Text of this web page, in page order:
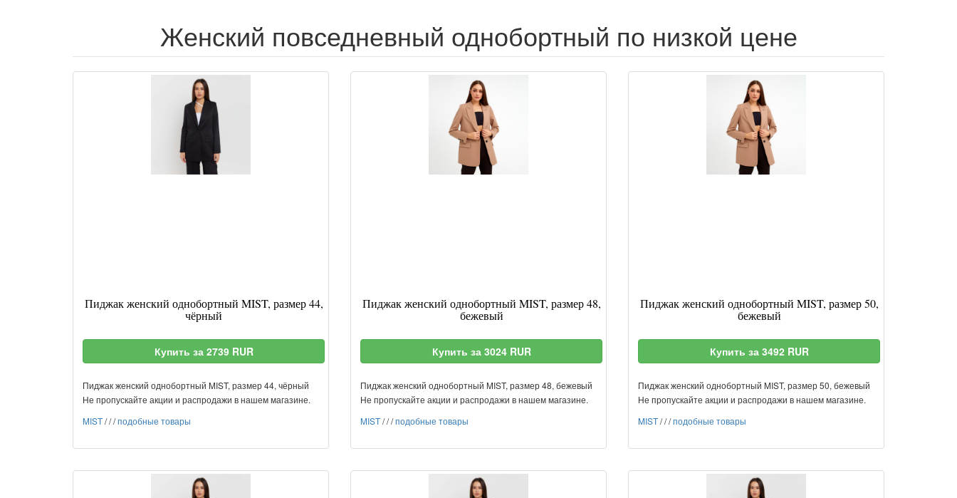
Женский повседневный однобортный по низкой цене
Пиджак женский однобортный MIST, размер 44,
чёрный
Купить за 2739 RUR
Пиджак женский однобортный MIST, размер 44, чёрный
Не пропускайте акции и распродажи в нашем магазине.
MIST///подобные товары
Пиджак женский однобортный MIST, размер 48,
бежевый
Купить за 3024 RUR
Пиджак женский однобортный MIST, размер 48, бежевый
Не пропускайте акции и распродажи в нашем магазине.
MIST///подобные товары
Пиджак женский однобортный MIST, размер 50,
бежевый
Купить за 3492 RUR
Пиджак женский однобортный MIST, размер 50, бежевый
Не пропускайте акции и распродажи в нашем магазине.
MIST///подобные товары